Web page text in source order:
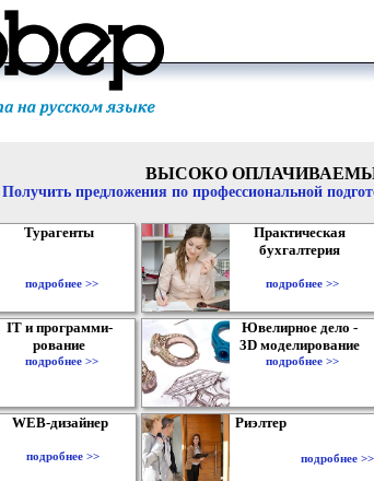
ВЫСОКО
Получить предложения по профессиональной
Турагенты
подробнее >>
Практическая
бухгалтерия
подробнее >>
IT и программи-
рование
подробнее >>
Ювелирное дело -
3D моделирование
подробнее >>
WEB-дизайнер
подробнее >>
Риэлтер
подробнее >>